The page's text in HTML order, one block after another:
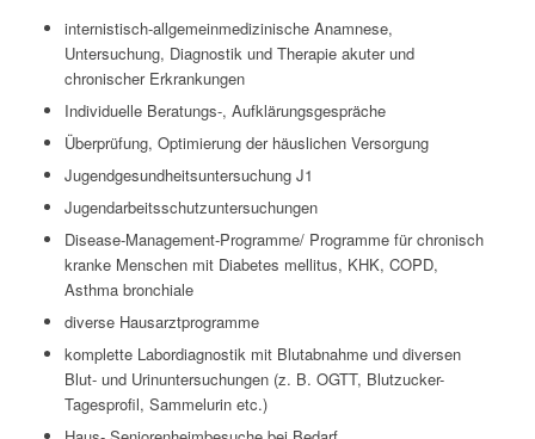
internistisch-allgemeinmedizinische Anamnese,
Untersuchung, Diagnostik und Therapie akuter und
chronischer Erkrankungen
Individuelle Beratungs-, Aufklärungsgespräche
Überprüfung, Optimierung der häuslichen Versorgung
Jugendgesundheitsuntersuchung J1
Jugendarbeitsschutzuntersuchungen
Disease-Management-Programme/ Programme für chronisch
kranke Menschen mit Diabetes mellitus, KHK, COPD,
Asthma bronchiale
diverse Hausarztprogramme
komplette Labordiagnostik mit Blutabnahme und diversen
Blut- und Urinuntersuchungen (z. B. OGTT, Blutzucker-
Tagesprofil, Sammelurin etc.)